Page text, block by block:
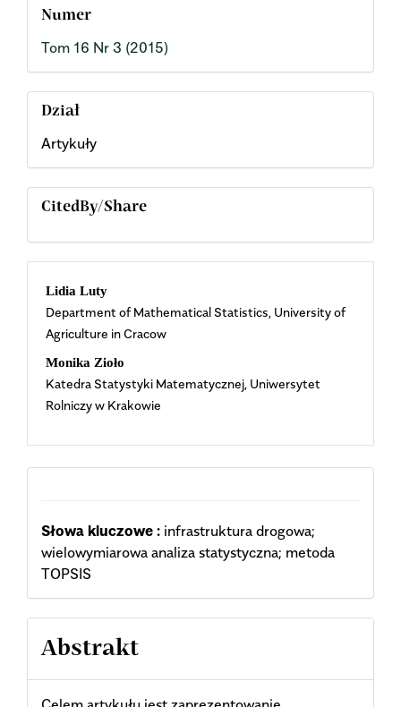
Numer
Tom 16 Nr 3 (2015)
Dział
Artykuły
CitedBy/Share
Main
Article
Content
Lidia Luty
Department of Mathematical Statistics, University of
Agriculture in Cracow
Monika Zioło
Katedra Statystyki Matematycznej, Uniwersytet
Rolniczy w Krakowie
Słowa kluczowe : infrastruktura drogowa;
wielowymiarowa analiza statystyczna; metoda
TOPSIS
Abstrakt